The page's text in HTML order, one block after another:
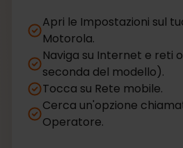
Apri le Impostazioni sul
Motorola.
Naviga su Internet e reti
seconda del modello).
Tocca su Rete mobile.
Cerca un'opzione
Operatore.